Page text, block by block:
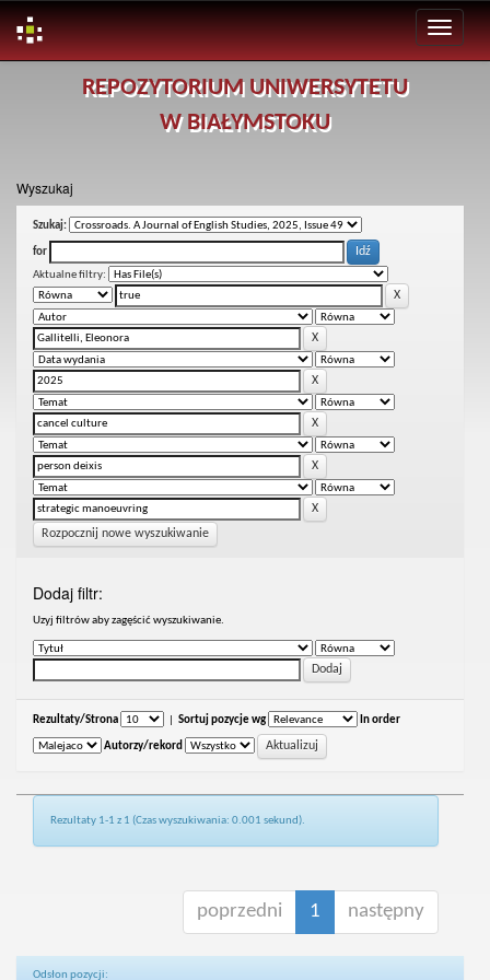
REPOZYTORIUM UNIWERSYTETU
W BIAŁYMSTOKU
Wyszukaj
Szukaj:
for
Aktualne filtry:
Rozpocznij nowe wyszukiwanie
Dodaj filtr:
Uzyj filtrów aby zagęścić wyszukiwanie.
Rezultaty/Strona Sortuj pozycje wg In order
Autorzy/rekord
Rezultaty 1-1 z 1 (Czas wyszukiwania: 0.001 sekund).
poprzedni 1 następny
Odsłon pozycji: